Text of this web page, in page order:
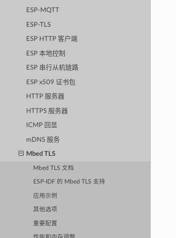
ESP-MQTT
ESP-TLS
ESP HTTP 客户端
ESP 本地控制
ESP 串行从机链路
ESP x509 证书包
HTTP 服务器
HTTPS 服务器
ICMP 回显
mDNS 服务
Mbed TLS
Mbed TLS 文档
ESP-IDF 的 Mbed TLS 支持
应用示例
其他选项
重要配置